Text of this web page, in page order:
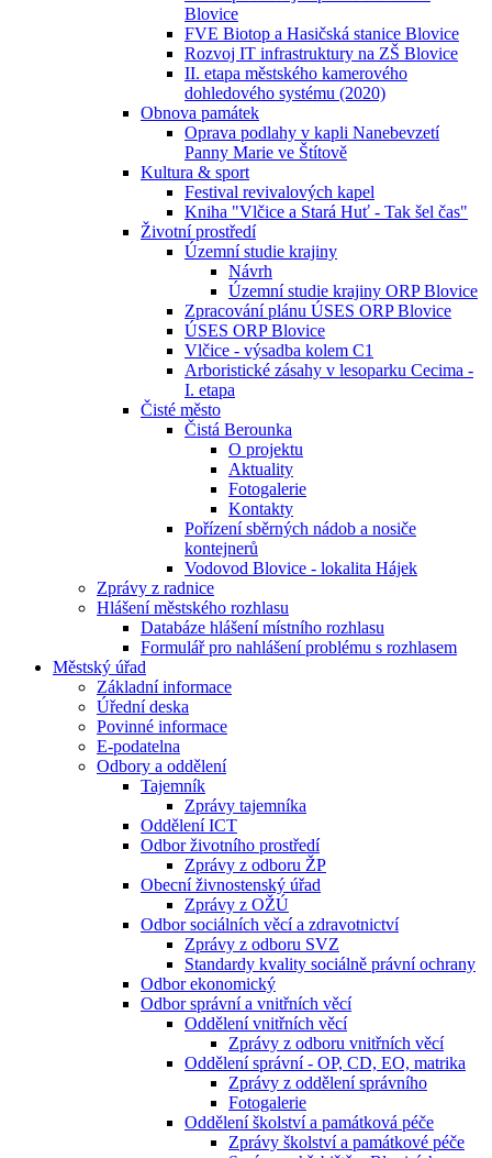
Blovice
FVE Biotop a Hasičská stanice Blovice
Rozvoj IT infrastruktury na ZŠ Blovice
II. etapa městského kamerového
dohledového systému (2020)
Obnova památek
Oprava podlahy v kapli Nanebevzetí
Panny Marie ve Štítově
Kultura & sport
Festival revivalových kapel
Kniha "Vlčice a Stará Huť - Tak šel čas"
Životní prostředí
Územní studie krajiny
Návrh
Územní studie krajiny ORP Blovice
Zpracování plánu ÚSES ORP Blovice
ÚSES ORP Blovice
Vlčice - výsadba kolem C1
Arboristické zásahy v lesoparku Cecima -
I. etapa
Čisté město
Čistá Berounka
O projektu
Aktuality
Fotogalerie
Kontakty
Pořízení sběrných nádob a nosiče
kontejnerů
Vodovod Blovice - lokalita Hájek
Zprávy z radnice
Hlášení městského rozhlasu
Databáze hlášení místního rozhlasu
Formulář pro nahlášení problému s rozhlasem
Městský úřad
Základní informace
Úřední deska
Povinné informace
E-podatelna
Odbory a oddělení
Tajemník
Zprávy tajemníka
Oddělení ICT
Odbor životního prostředí
Zprávy z odboru ŽP
Obecní živnostenský úřad
Zprávy z OŽÚ
Odbor sociálních věcí a zdravotnictví
Zprávy z odboru SVZ
Standardy kvality sociálně právní ochrany
Odbor ekonomický
Odbor správní a vnitřních věcí
Oddělení vnitřních věcí
Zprávy z odboru vnitřních věcí
Oddělení správní - OP, CD, EO, matrika
Zprávy z oddělení správního
Fotogalerie
Oddělení školství a památková péče
Zprávy školství a památkové péče